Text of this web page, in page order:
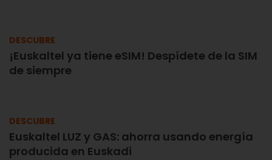
DESCUBRE
¡Euskaltel ya tiene eSIM! Despídete de la SIM
de siempre
DESCUBRE
Euskaltel LUZ y GAS: ahorra usando energía
producida en Euskadi